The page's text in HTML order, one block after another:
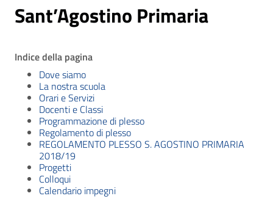
Sant’Agostino Primaria
Indice della pagina
Dove siamo
La nostra scuola
Orari e Servizi
Docenti e Classi
Programmazione di plesso
Regolamento di plesso
REGOLAMENTO PLESSO S. AGOSTINO PRIMARIA
2018/19
Progetti
Colloqui
Calendario impegni